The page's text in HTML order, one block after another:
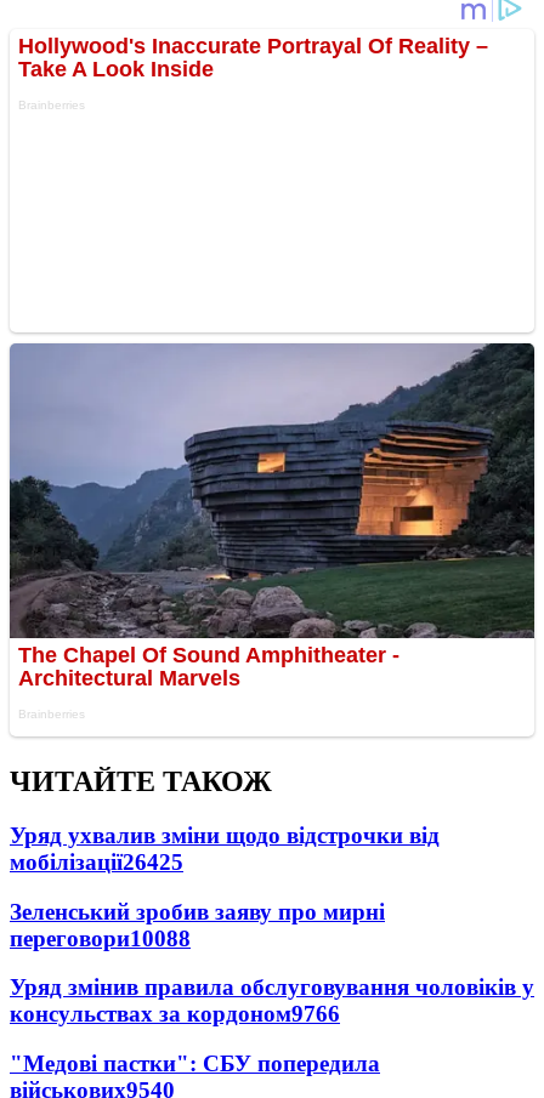
ЧИТАЙТЕ ТАКОЖ
Уряд ухвалив зміни щодо відстрочки від
мобілізації26425
Зеленський зробив заяву про мирні
переговори10088
Уряд змінив правила обслуговування чоловіків у
консульствах за кордоном9766
"Медові пастки": СБУ попередила
військових9540